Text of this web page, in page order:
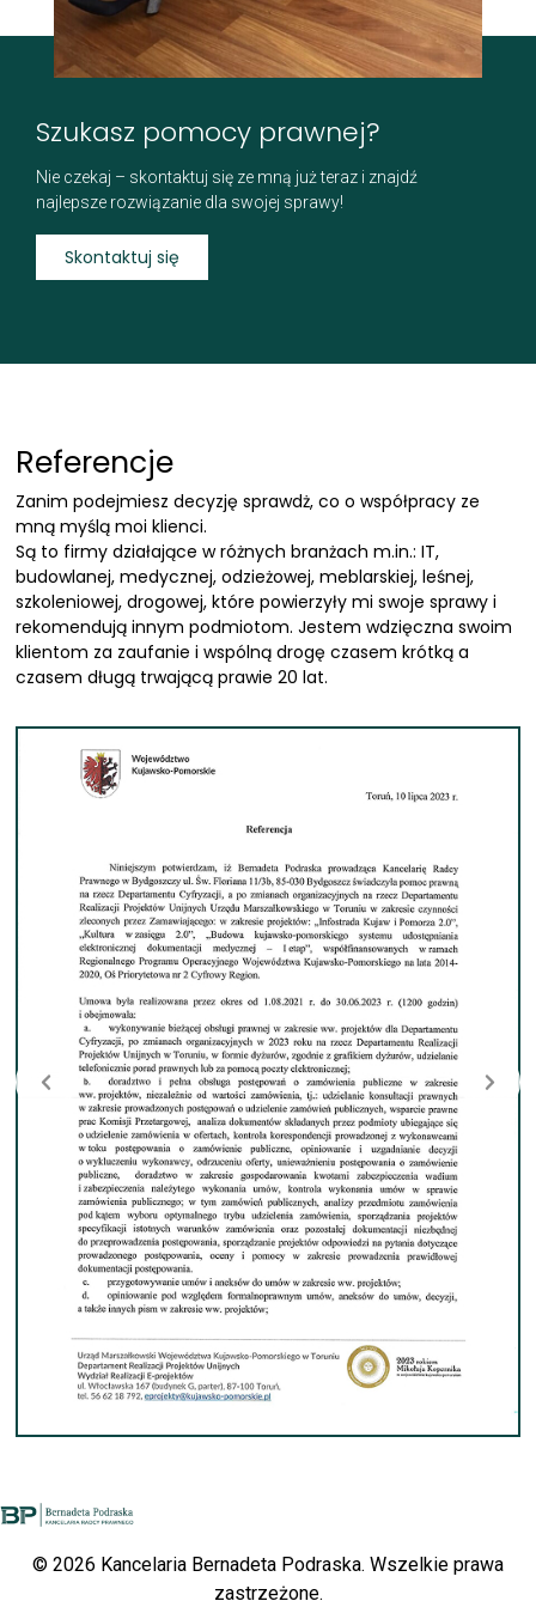
Szukasz pomocy prawnej?
Nie czekaj – skontaktuj się ze mną już teraz i znajdź
najlepsze rozwiązanie dla swojej sprawy!
Skontaktuj się
Referencje
Zanim podejmiesz decyzję sprawdż, co o współpracy ze
mną myślą moi klienci.
Są to firmy działające w różnych branżach m.in.: IT,
budowlanej, medycznej, odzieżowej, meblarskiej, leśnej,
szkoleniowej, drogowej, które powierzyły mi swoje sprawy i
rekomendują innym podmiotom. Jestem wdzięczna swoim
klientom za zaufanie i wspólną drogę czasem krótką a
czasem długą trwającą prawie 20 lat.
© 2026 Kancelaria Bernadeta Podraska. Wszelkie prawa
zastrzeżone.